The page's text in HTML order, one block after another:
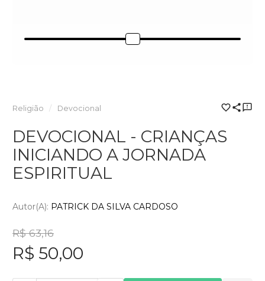
Religião Devocional
DEVOCIONAL - CRIANÇAS
INICIANDO A JORNADA
ESPIRITUAL
Autor(a): PATRICK DA SILVA CARDOSO
R$ 63,16
R$ 50,00